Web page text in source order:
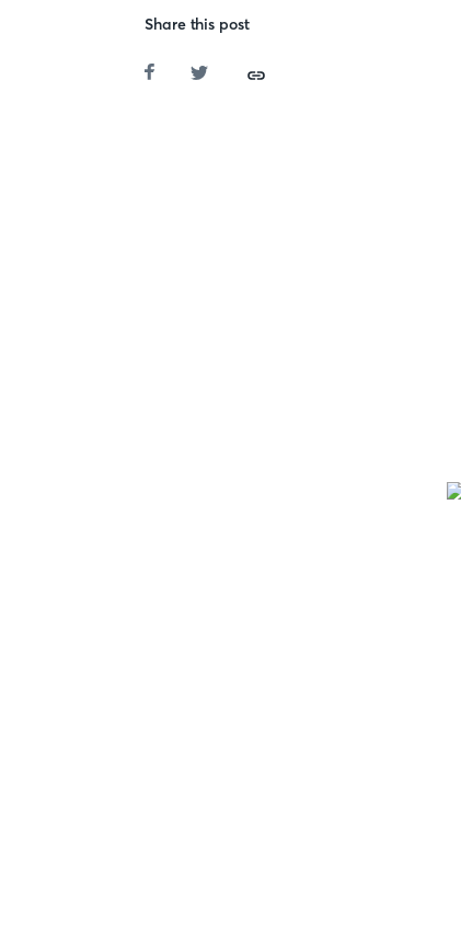
Share this post